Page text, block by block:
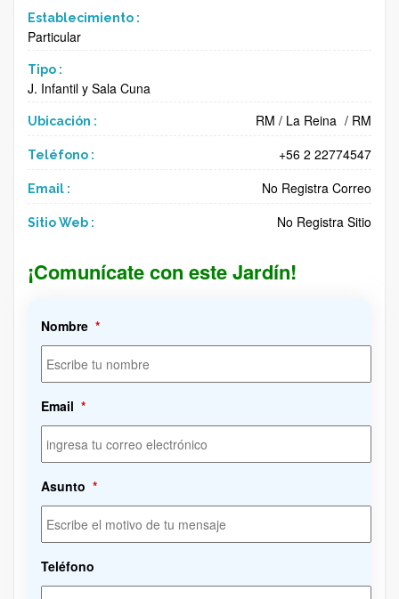
Establecimiento :
Particular
Tipo :
J. Infantil y Sala Cuna
Ubicación : RM / La Reina / RM
Teléfono : +56 2 22774547
Email : No Registra Correo
Sitio Web : No Registra Sitio
¡Comunícate con este Jardín!
Nombre *
Email *
Asunto *
Teléfono